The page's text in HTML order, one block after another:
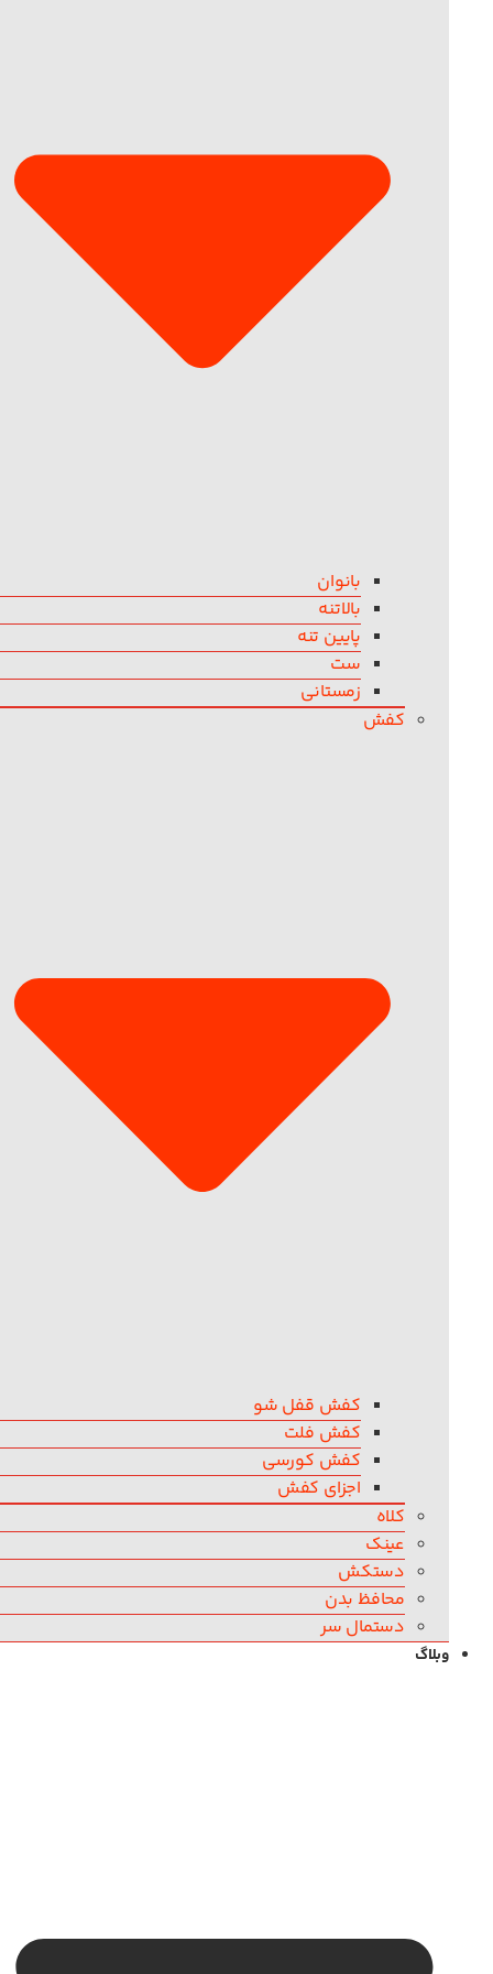
بانوان
بالاتنه
پایین تنه
ست
زمستانی
کفش
کفش قفل شو
کفش فلت
کفش کورسی
اجزای کفش
کلاه
عینک
دستکش
محافظ بدن
دستمال سر
وبلاگ